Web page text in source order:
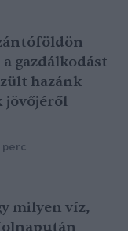
gazdálkodást –
hazánk
jövőjéről
perc
milyen víz,